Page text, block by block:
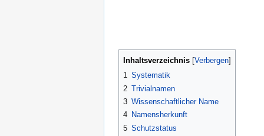
Inhaltsverzeichnis
1 Systematik
2 Trivialnamen
3 Wissenschaftlicher Name
4 Namensherkunft
5 Schutzstatus